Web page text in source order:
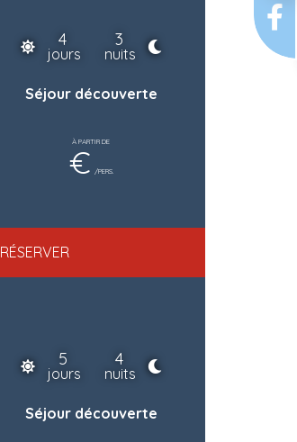
4
jours
3
nuits
Séjour découverte
À PARTIR DE
€ /PERS.
RÉSERVER
5
jours
4
nuits
Séjour découverte